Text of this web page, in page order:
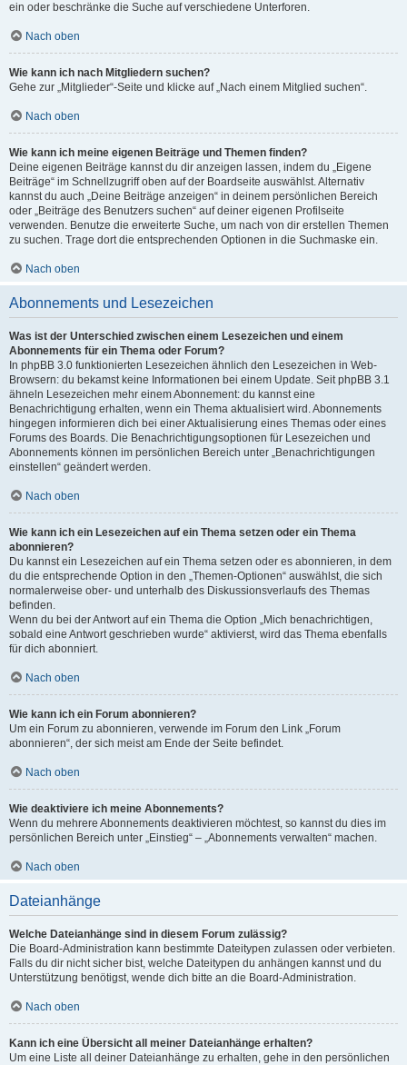
ein oder beschränke die Suche auf verschiedene Unterforen.
Nach oben
Wie kann ich nach Mitgliedern suchen?
Gehe zur „Mitglieder“-Seite und klicke auf „Nach einem Mitglied suchen“.
Nach oben
Wie kann ich meine eigenen Beiträge und Themen finden?
Deine eigenen Beiträge kannst du dir anzeigen lassen, indem du „Eigene
Beiträge“ im Schnellzugriff oben auf der Boardseite auswählst. Alternativ
kannst du auch „Deine Beiträge anzeigen“ in deinem persönlichen Bereich
oder „Beiträge des Benutzers suchen“ auf deiner eigenen Profilseite
verwenden. Benutze die erweiterte Suche, um nach von dir erstellen Themen
zu suchen. Trage dort die entsprechenden Optionen in die Suchmaske ein.
Nach oben
Abonnements und Lesezeichen
Was ist der Unterschied zwischen einem Lesezeichen und einem
Abonnements für ein Thema oder Forum?
In phpBB 3.0 funktionierten Lesezeichen ähnlich den Lesezeichen in Web-
Browsern: du bekamst keine Informationen bei einem Update. Seit phpBB 3.1
ähneln Lesezeichen mehr einem Abonnement: du kannst eine
Benachrichtigung erhalten, wenn ein Thema aktualisiert wird. Abonnements
hingegen informieren dich bei einer Aktualisierung eines Themas oder eines
Forums des Boards. Die Benachrichtigungsoptionen für Lesezeichen und
Abonnements können im persönlichen Bereich unter „Benachrichtigungen
einstellen“ geändert werden.
Nach oben
Wie kann ich ein Lesezeichen auf ein Thema setzen oder ein Thema
abonnieren?
Du kannst ein Lesezeichen auf ein Thema setzen oder es abonnieren, in dem
du die entsprechende Option in den „Themen-Optionen“ auswählst, die sich
normalerweise ober- und unterhalb des Diskussionsverlaufs des Themas
befinden.
Wenn du bei der Antwort auf ein Thema die Option „Mich benachrichtigen,
sobald eine Antwort geschrieben wurde“ aktivierst, wird das Thema ebenfalls
für dich abonniert.
Nach oben
Wie kann ich ein Forum abonnieren?
Um ein Forum zu abonnieren, verwende im Forum den Link „Forum
abonnieren“, der sich meist am Ende der Seite befindet.
Nach oben
Wie deaktiviere ich meine Abonnements?
Wenn du mehrere Abonnements deaktivieren möchtest, so kannst du dies im
persönlichen Bereich unter „Einstieg“ – „Abonnements verwalten“ machen.
Nach oben
Dateianhänge
Welche Dateianhänge sind in diesem Forum zulässig?
Die Board-Administration kann bestimmte Dateitypen zulassen oder verbieten.
Falls du dir nicht sicher bist, welche Dateitypen du anhängen kannst und du
Unterstützung benötigst, wende dich bitte an die Board-Administration.
Nach oben
Kann ich eine Übersicht all meiner Dateianhänge erhalten?
Um eine Liste all deiner Dateianhänge zu erhalten, gehe in den persönlichen